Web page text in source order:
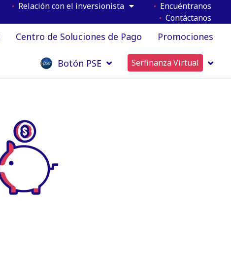
Relación con el inversionista
Encuéntranos
Contáctanos
Centro de Soluciones de Pago Promociones
Botón PSE Serfinanza Virtual